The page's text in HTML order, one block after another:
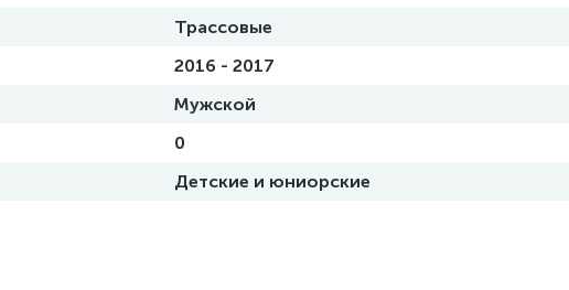
Трассовые
2016 - 2017
Мужской
0
Детские и юниорские